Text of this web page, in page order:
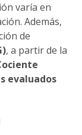
varía en
Además,
de
, a partir de la
evaluados